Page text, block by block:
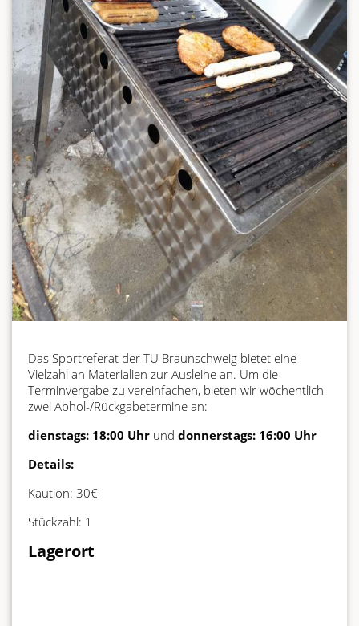
Das Sportreferat der TU Braunschweig bietet eine
Vielzahl an Materialien zur Ausleihe an. Um die
Terminvergabe zu vereinfachen, bieten wir wöchentlich
zwei Abhol-/Rückgabetermine an:
dienstags: 18:00 Uhr und donnerstags: 16:00 Uhr
Details:
Kaution: 30€
Stückzahl: 1
Lagerort